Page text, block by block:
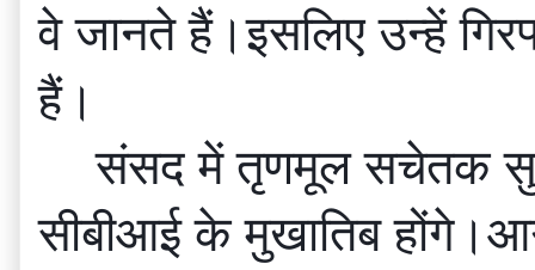
वे जानते हैं।इसलिए उन्हें
हैं।
संसद में तृणमूल सचेतक
सीबीआई के मुखातिब